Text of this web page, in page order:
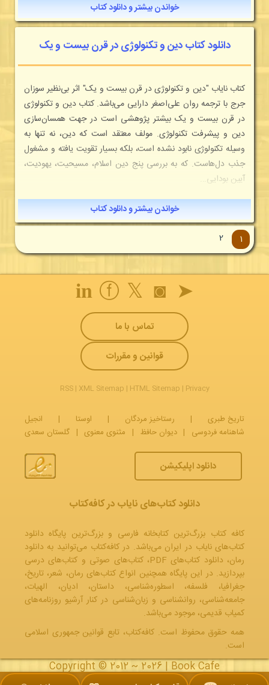
خواندن بیشتر و دانلود کتاب
دانلود کتاب دین و تکنولوژی در قرن بیست و یک
كتاب نایاب "دین و تکنولوژی در قرن بیست و یک" اثر بی‌نظیر سوزان
جرج با ترجمه روان علی‌اصغر دارایی می‌باشد. کتاب دین و تکنولوژی
در قرن بیست و یک بیشتر پژوهشی است در جهت همسان‌سازی
دین و پیشرفت تکنولوژی. مولف معتقد است که دین، نه تنها به
وسیله تکنولوژی نابود نشده است، بلکه بسیار تقویت یافته و مشغول
جذب دل‌هاست. که به بررسی پنج دین اسلام، مسیحیت، یهودیت،
آیین بودایی...
خواندن بیشتر و دانلود کتاب
1
2
➤
◙
𝕏
ⓕ
𝐢𝐧
تماس با ما
قوانین و مقررات
RSS| XML Sitemap | HTML Sitemap | Privacy
تاریخ طبری | رستاخیز مردگان | اوستا |
انجیل
شاهنامه فردوسی | دیوان حافظ | مثنوی معنوی | گلستان سعدی
دانلود اپلیکیشن
دانلود کتاب‌های نایاب در کافه‌کتاب
کافه کتاب بزرگ‌ترین کتابخانه فارسی و بزرگ‌ترین پایگاه دانلود
کتاب‌های نایاب در ایران می‌باشد. در کافه‌کتاب می‌توانید به دانلود
رمان، دانلود کتاب‌های PDF، کتاب‌های صوتی و کتاب‌های درسی
بپردازید. در این پایگاه همچنین انواع کتاب‌های رمان، شعر، تاریخ،
جغرافیا، فلسفه، اسطوره‌شناسی، داستان، ادیان، الهیات،
جامعه‌شناسی، روانشناسی و زبان‌شناسی در کنار آرشیو روزنامه‌های
کمیاب قدیمی، موجود می‌باشد.
همه حقوق محفوظ است. کافه‌کتاب، تابع قوانین جمهوری‌ اسلامی
است.
Copyright © 2012 ~ 2026 | Book Cafe